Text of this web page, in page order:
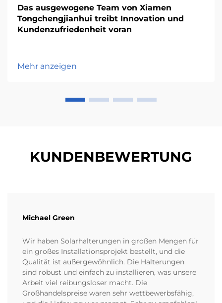
Das ausgewogene Team von Xiamen
Tongchengjianhui treibt Innovation und
Kundenzufriedenheit voran
Mehr anzeigen
KUNDENBEWERTUNG
Michael Green
Wir haben Solarhalterungen in großen Mengen für
ein großes Installationsprojekt bestellt, und die
Qualität ist außergewöhnlich. Die Halterungen
sind robust und einfach zu installieren, was unsere
Arbeit viel reibungsloser macht. Die
Großhandelspreise waren sehr wettbewerbsfähig,